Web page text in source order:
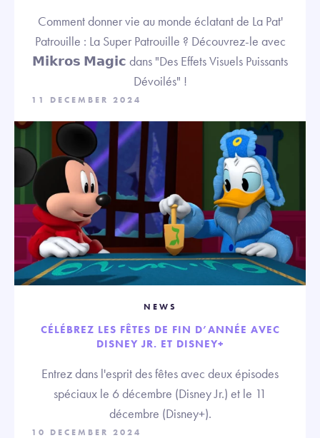
Comment donner vie au monde éclatant de La Pat'
Patrouille : La Super Patrouille ? Découvrez-le avec
𝗠𝗶𝗸𝗿𝗼𝘀 𝗠𝗮𝗴𝗶𝗰 dans "Des Effets Visuels Puissants
Dévoilés" !
11 DECEMBER 2024
NEWS
CÉLÉBREZ LES FÊTES DE FIN D’ANNÉE AVEC
DISNEY JR. ET DISNEY+
Entrez dans l'esprit des fêtes avec deux épisodes
spéciaux le 6 décembre (Disney Jr.) et le 11
décembre (Disney+).
10 DECEMBER 2024